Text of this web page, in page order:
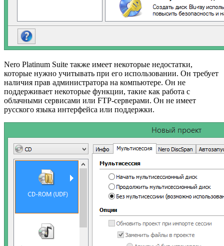
Nero Platinum Suite также имеет некоторые недостатки,
которые нужно учитывать при его использовании. Он требует
наличия прав администратора на компьютере. Он не
поддерживает некоторые функции, такие как работа с
облачными сервисами или FTP-серверами. Он не имеет
русского языка интерфейса или поддержки.